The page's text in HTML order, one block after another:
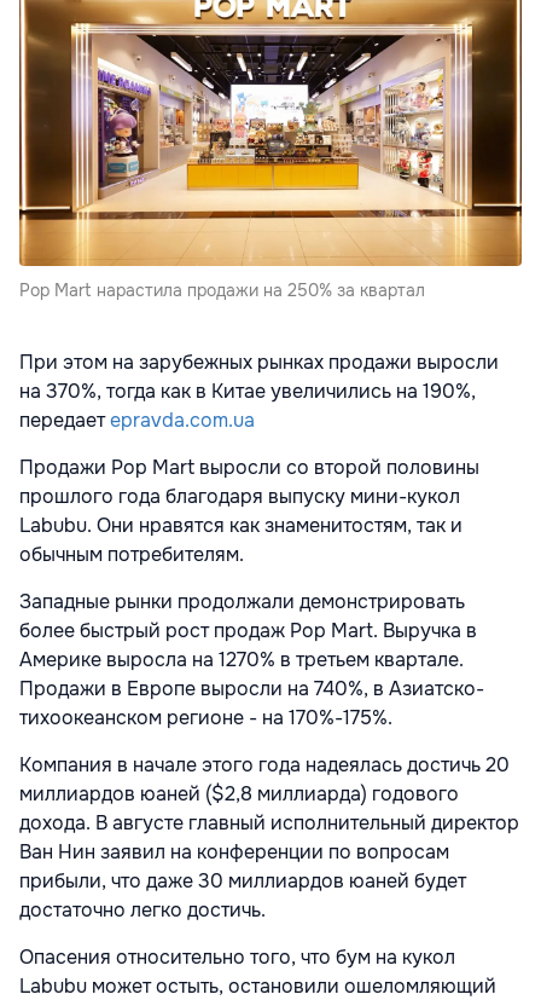
Pop Mart нарастила продажи на 250% за квартал
При этом на зарубежных рынках продажи выросли
на 370%, тогда как в Китае увеличились на 190%,
передаетepravda.com.ua
Продажи Pop Mart выросли со второй половины
прошлого года благодаря выпуску мини-кукол
Labubu. Они нравятся как знаменитостям, так и
обычным потребителям.
Западные рынки продолжали демонстрировать
более быстрый рост продаж Pop Mart. Выручка в
Америке выросла на 1270% в третьем квартале.
Продажи в Европе выросли на 740%, в Азиатско-
тихоокеанском регионе - на 170%-175%.
Компания в начале этого года надеялась достичь 20
миллиардов юаней ($2,8 миллиарда) годового
дохода. В августе главный исполнительный директор
Ван Нин заявил на конференции по вопросам
прибыли, что даже 30 миллиардов юаней будет
достаточно легко достичь.
Опасения относительно того, что бум на кукол
Labubu может остыть, остановили ошеломляющий